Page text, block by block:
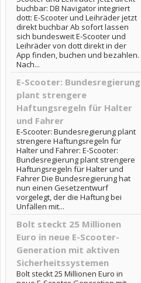
buchbar: DB Navigator integriert
dott: E-Scooter und Leihräder jetzt
direkt buchbar Ab sofort lassen
sich bundesweit E-Scooter und
Leihräder von dott direkt in der
App finden, buchen und bezahlen.
Nach...
E-Scooter: Bundesregierung
plant strengere
Haftungsregeln für Halter
und Fahrer
E-Scooter: Bundesregierung plant
strengere Haftungsregeln für
Halter und Fahrer: E-Scooter:
Bundesregierung plant strengere
Haftungsregeln für Halter und
Fahrer Die Bundesregierung hat
nun einen Gesetzentwurf
vorgelegt, der die Haftung bei
Unfällen mit...
Bolt steckt 25 Millionen
Euro in neue E-Scooter-
Generation mit aktiven
Sicherheitssystemen
Bolt steckt 25 Millionen Euro in